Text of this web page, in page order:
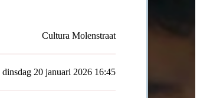
Cultura Molenstraat
dinsdag 20 januari 2026 16:45